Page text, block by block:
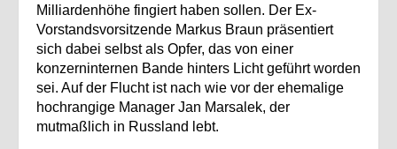
Milliardenhöhe fingiert haben sollen. Der Ex-
Vorstandsvorsitzende Markus Braun präsentiert
sich dabei selbst als Opfer, das von einer
konzerninternen Bande hinters Licht geführt worden
sei. Auf der Flucht ist nach wie vor der ehemalige
hochrangige Manager Jan Marsalek, der
mutmaßlich in Russland lebt.